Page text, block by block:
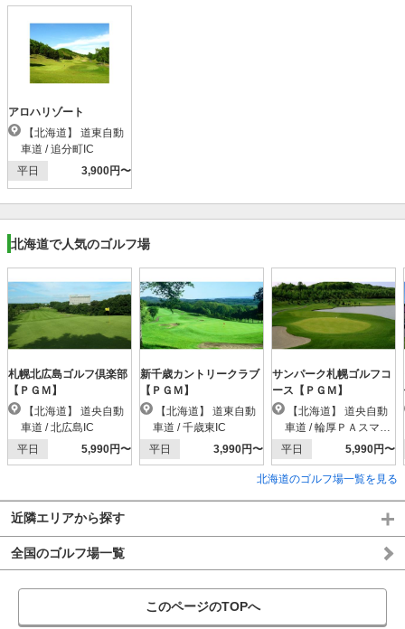
アロハリゾート
車道 / 追分町IC
平日
3,900円〜
北海道で人気のゴルフ場
札幌北広島ゴルフ倶楽部
【ＰＧＭ】
車道 / 北広島IC
平日
5,990円〜
新千歳カントリークラブ
【ＰＧＭ】
車道 / 千歳東IC
平日
3,990円〜
サンパーク札幌ゴルフコ
ース【ＰＧＭ】
車道 / 輪厚ＰＡスマー
トIC
平日 5,990円〜
北海道のゴルフ場一覧を見る
近隣エリアから探す
全国のゴルフ場一覧
このページのTOPへ